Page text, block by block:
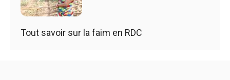
Tout savoir sur la faim en RDC